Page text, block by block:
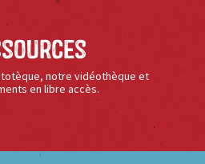
notre vidéothèque et
en libre accès.